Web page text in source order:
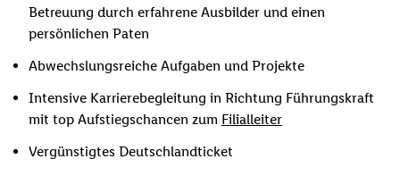
Betreuung durch erfahrene Ausbilder und einen
persönlichen Paten
Abwechslungsreiche Aufgaben und Projekte
Intensive Karrierebegleitung in Richtung Führungskraft
mit top Aufstiegschancen zum Filialleiter
Vergünstigtes Deutschlandticket